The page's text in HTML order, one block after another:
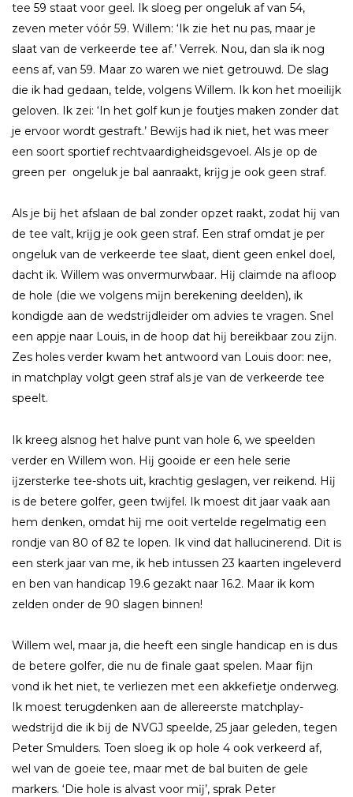
tee 59 staat voor geel. Ik sloeg per ongeluk af van 54,
zeven meter vóór 59. Willem: ‘Ik zie het nu pas, maar je
slaat van de verkeerde tee af.’ Verrek. Nou, dan sla ik nog
eens af, van 59. Maar zo waren we niet getrouwd. De slag
die ik had gedaan, telde, volgens Willem. Ik kon het moeilĳk
geloven. Ik zei: ‘In het golf kun je foutjes maken zonder dat
je ervoor wordt gestraft.’ Bewĳs had ik niet, het was meer
een soort sportief rechtvaardigheidsgevoel. Als je op de
green per ongeluk je bal aanraakt, krĳg je ook geen straf.
Als je bĳ het afslaan de bal zonder opzet raakt, zodat hĳ van
de tee valt, krĳg je ook geen straf. Een straf omdat je per
ongeluk van de verkeerde tee slaat, dient geen enkel doel,
dacht ik. Willem was onvermurwbaar. Hĳ claimde na afloop
de hole (die we volgens mĳn berekening deelden), ik
kondigde aan de wedstrĳdleider om advies te vragen. Snel
een appje naar Louis, in de hoop dat hĳ bereikbaar zou zĳn.
Zes holes verder kwam het antwoord van Louis door: nee,
in matchplay volgt geen straf als je van de verkeerde tee
speelt.
Ik kreeg alsnog het halve punt van hole 6, we speelden
verder en Willem won. Hĳ gooide er een hele serie
ĳzersterke tee-shots uit, krachtig geslagen, ver reikend. Hĳ
is de betere golfer, geen twĳfel. Ik moest dit jaar vaak aan
hem denken, omdat hĳ me ooit vertelde regelmatig een
rondje van 80 of 82 te lopen. Ik vind dat hallucinerend. Dit is
een sterk jaar van me, ik heb intussen 23 kaarten ingeleverd
en ben van handicap 19.6 gezakt naar 16.2. Maar ik kom
zelden onder de 90 slagen binnen!
Willem wel, maar ja, die heeft een single handicap en is dus
de betere golfer, die nu de finale gaat spelen. Maar fĳn
vond ik het niet, te verliezen met een akkefietje onderweg.
Ik moest terugdenken aan de allereerste matchplay-
wedstrĳd die ik bĳ de NVGJ speelde, 25 jaar geleden, tegen
Peter Smulders. Toen sloeg ik op hole 4 ook verkeerd af,
wel van de goeie tee, maar met de bal buiten de gele
markers. ‘Die hole is alvast voor mĳ’, sprak Peter